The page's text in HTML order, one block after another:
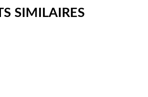
SIMILAIRES